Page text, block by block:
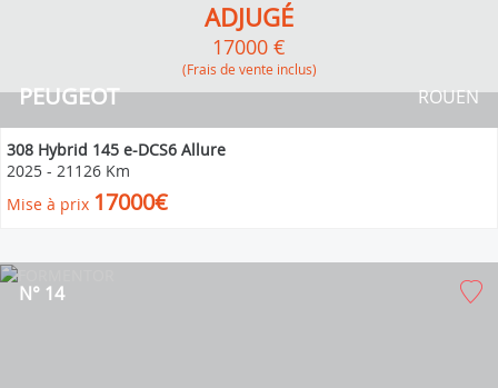
PEUGEOT ROUEN
ADJUGÉ
17000 €
(Frais de vente inclus)
308 Hybrid 145 e-DCS6 Allure
2025 - 21126 Km
Mise à prix 17000€
N° 14